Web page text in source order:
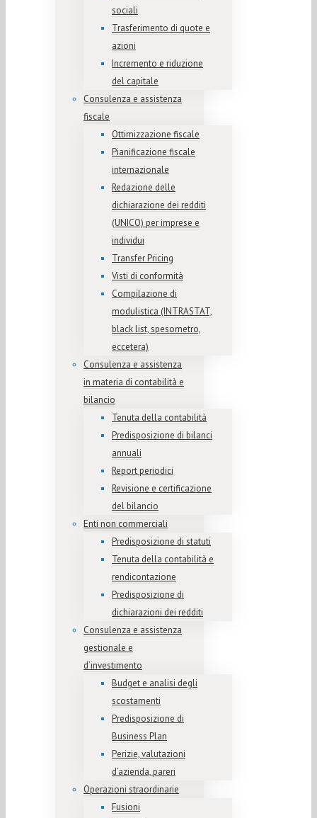
sociali
Trasferimento di quote e
azioni
Incremento e riduzione
del capitale
Consulenza e assistenza
fiscale
Ottimizzazione fiscale
Pianificazione fiscale
internazionale
Redazione delle
dichiarazione dei redditi
(UNICO) per imprese e
individui
Transfer Pricing
Visti di conformità
Compilazione di
modulistica (INTRASTAT,
black list, spesometro,
eccetera)
Consulenza e assistenza
in materia di contabilità e
bilancio
Tenuta della contabilità
Predisposizione di bilanci
annuali
Report periodici
Revisione e certificazione
del bilancio
Enti non commerciali
Predisposizione di statuti
Tenuta della contabilità e
rendicontazione
Predisposizione di
dichiarazioni dei redditi
Consulenza e assistenza
gestionale e
d’investimento
Budget e analisi degli
scostamenti
Predisposizione di
Business Plan
Perizie, valutazioni
d’azienda, pareri
Operazioni straordinarie
Fusioni